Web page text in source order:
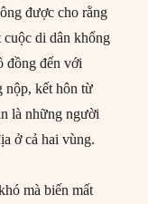
được cho rằng
di dân khổng
đồng đến với
nộp, kết hôn từ
là những người
ở cả hai vùng.
mà biến mất